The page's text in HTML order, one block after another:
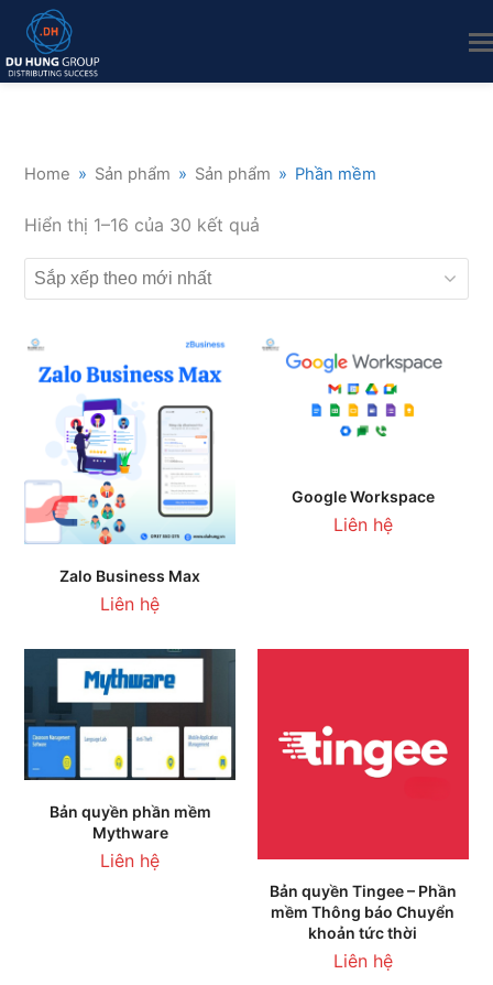
Home » Sản phẩm » Sản phẩm » Phần mềm
Hiển thị 1–16 của 30 kết quả
sắp
xếp
theo
Zalo Business Max
Liên hệ
Google Workspace
Liên hệ
Bản quyền phần mềm
Mythware
Liên hệ
Bản quyền Tingee – Phần
mềm Thông báo Chuyển
khoản tức thời
Liên hệ